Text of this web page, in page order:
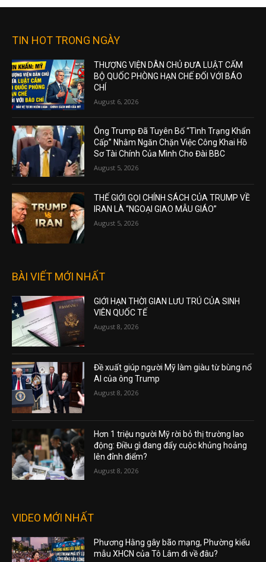
TIN HOT TRONG NGÀY
THƯỢNG VIỆN DÂN CHỦ ĐƯA LUẬT CẤM
BỘ QUỐC PHÒNG HẠN CHẾ ĐỐI VỚI BÁO
CHÍ
August 6, 2026
Ông Trump Đã Tuyên Bố “Tình Trạng Khẩn
Cấp” Nhằm Ngăn Chặn Việc Công Khai Hồ
Sơ Tài Chính Của Mình Cho Đài BBC
August 5, 2026
THẾ GIỚI GỌI CHÍNH SÁCH CỦA TRUMP VỀ
IRAN LÀ “NGOẠI GIAO MẪU GIÁO”
August 5, 2026
BÀI VIẾT MỚI NHẤT
GIỚI HẠN THỜI GIAN LƯU TRÚ CỦA SINH
VIÊN QUỐC TẾ
August 8, 2026
Đề xuất giúp người Mỹ làm giàu từ bùng nổ
AI của ông Trump
August 8, 2026
Hơn 1 triệu người Mỹ rời bỏ thị trường lao
động: Điều gì đang đẩy cuộc khủng hoảng
lên đỉnh điểm?
August 8, 2026
VIDEO MỚI NHẤT
Phương Hằng gây bão mạng, Phường kiểu
mẫu XHCN của Tô Lâm đi về đâu?